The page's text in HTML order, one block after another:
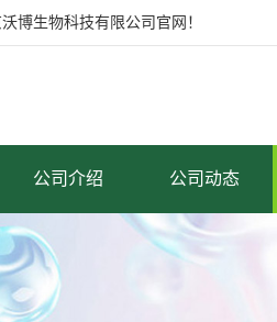
博生物科技有限公司官网！
公司介绍 公司动态